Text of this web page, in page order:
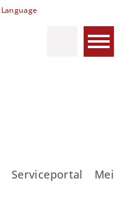
Language
Serviceportal